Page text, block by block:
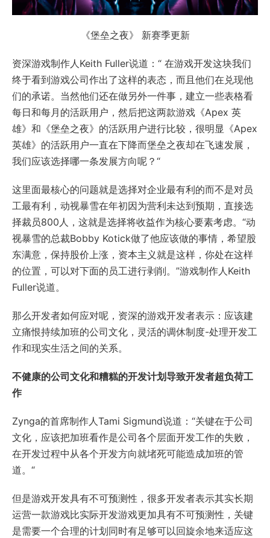
《堡垒之夜》 新赛季更新
资深游戏制作人Keith Fuller说道：“ 在游戏开发这块我们
终于看到游戏公司作出了这样的表态，而且他们在兑现他
们的承诺。当然他们还在做另外一件事，建立一些表格看
每日和每月的活跃用户，然后把这两款游戏《Apex 英
雄》和《堡垒之夜》的活跃用户进行比较，很明显《Apex
英雄》的活跃用户一直在下降而堡垒之夜却在飞速发展，
我们应该选择哪一条发展方向呢？“
这里面最核心的问题就是选择对企业最有利的而不是对员
工最有利，动视暴雪在年初因为营利未达到预期，直接选
择裁员800人，这就是选择将收益作为核心要素考虑。“动
视暴雪的总裁Bobby Kotick做了他应该做的事情，希望股
东满意，保持股价上涨，资本主义就是这样，你处在这样
的位置，可以对下面的员工进行剥削。”游戏制作人Keith
Fuller说道。
那么开发者如何应对呢，资深的游戏开发者表示：应该建
立痛恨持续加班的公司文化，灵活的调休制度-处理开发工
作和现实生活之间的关系。
不健康的公司文化和糟糕的开发计划导致开发者超负荷工
作
Zynga的首席制作人Tami Sigmund说道：“关键在于公司
文化，应该把加班看作是公司各个层面开发工作的失败，
在开发过程中从各个开发方向就堵死可能造成加班的管
道。“
但是游戏开发具有不可预测性，很多开发者表示其实长期
运营一款游戏比实际开发游戏更加具有不可预测性，关键
是需要一个合理的计划同时有足够可以回旋余地来适应这